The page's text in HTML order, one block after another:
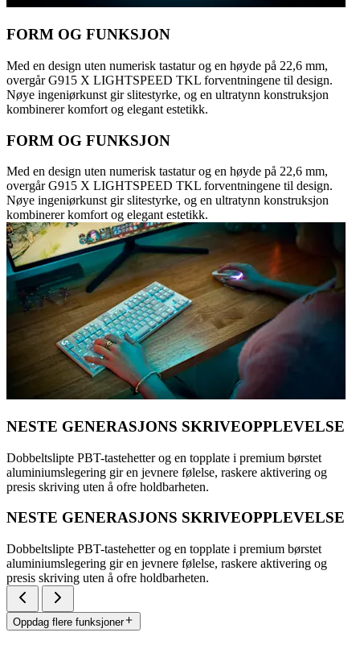
FORM OG FUNKSJON
Med en design uten numerisk tastatur og en høyde på 22,6 mm,
overgår G915 X LIGHTSPEED TKL forventningene til design.
Nøye ingeniørkunst gir slitestyrke, og en ultratynn konstruksjon
kombinerer komfort og elegant estetikk.
FORM OG FUNKSJON
Med en design uten numerisk tastatur og en høyde på 22,6 mm,
overgår G915 X LIGHTSPEED TKL forventningene til design.
Nøye ingeniørkunst gir slitestyrke, og en ultratynn konstruksjon
kombinerer komfort og elegant estetikk.
NESTE GENERASJONS SKRIVEOPPLEVELSE
Dobbeltslipte PBT-tastehetter og en topplate i premium børstet
aluminiumslegering gir en jevnere følelse, raskere aktivering og
presis skriving uten å ofre holdbarheten.
NESTE GENERASJONS SKRIVEOPPLEVELSE
Dobbeltslipte PBT-tastehetter og en topplate i premium børstet
aluminiumslegering gir en jevnere følelse, raskere aktivering og
presis skriving uten å ofre holdbarheten.
Oppdag flere funksjoner